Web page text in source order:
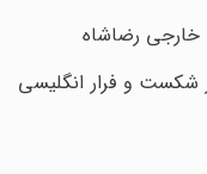
رضاشاه
و فرار انگلیسی